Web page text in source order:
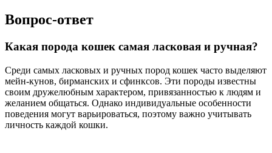
Вопрос-ответ
Какая порода кошек самая ласковая и ручная?
Среди самых ласковых и ручных пород кошек часто выделяют
мейн-кунов, бирманских и сфинксов. Эти породы известны
своим дружелюбным характером, привязанностью к людям и
желанием общаться. Однако индивидуальные особенности
поведения могут варьироваться, поэтому важно учитывать
личность каждой кошки.